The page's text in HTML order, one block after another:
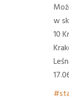
w
10
#